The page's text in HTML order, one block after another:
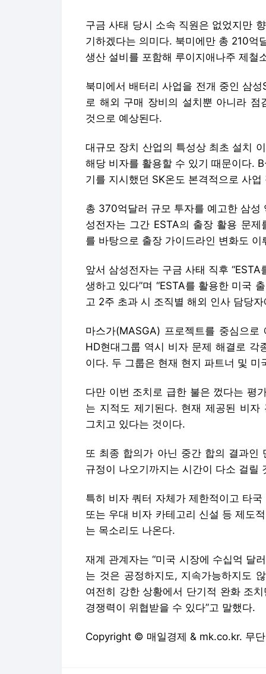
구금 사태 당시 소속 직원은 없었지만
기하겠다는 의미다. 북미에만 총 210억
생산 설비를 포함해 루이지애나주 제철
북미에서 배터리 사업을 전개 중인 삼
로 해외 구매 장비의 설치뿐 아니라 점
것으로 예상된다.
대규모 장치 산업의 특성상 최초 설치
해당 비자를 활용할 수 있기 때문이다.
기를 지시했던 SK온도 본격적으로 사
총 370억달러 규모 투자를 예고한 삼
성전자는 그간 ESTA의 출장 활용 문
를 바탕으로 출장 가이드라인 변화도 이
앞서 삼성전자는 구금 사태 직후
생하고 있다”며 “ESTA를 활용한 미국
고 2주 초과 시 조직별 해외 인사 담당
마스가(MASGA) 프로젝트를 중심으로
HD현대그룹 역시 비자 문제 해결로 각
이다. 두 그룹은 현재 현지 파트너 및
다만 이번 조치로 급한 불은 껐다는 평
는 지적도 제기된다. 현재 제공된 비자
그치고 있다는 것이다.
또 최종 합의가 아닌 중간 합의 결과인
규정이 나오기까지는 시간이 다소 걸릴
특히 비자 쿼터 자체가 제한적이고 타
또는 우대 비자 카테고리 신설 등 제도
는 목소리도 나온다.
재계 관계자는 “미국 시장에 수십억 달
는 것은 공정하지도, 지속가능하지도
여전히 강한 상황에서 단기적 완화 조
경쟁력이 위협받을 수 있다”고 말했다.
Copyright © 매일경제 & mk.co.kr. 무